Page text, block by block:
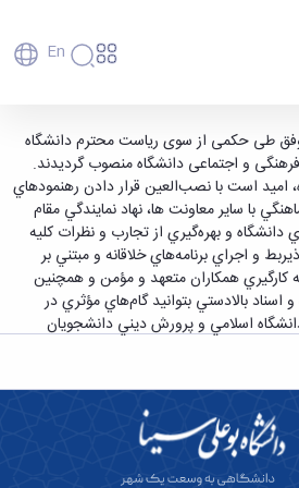
En
اجتماعی دانشگاه - دانشگاه
طی حکمی از سوی ریاست محترم دانشگاه
و اجتماعی دانشگاه منصوب گردیدند.
اميد است با نصب‌العين قرار دادن رهنمودهاي
با ساير معاونت ‌ها، نهاد نمايندگي مقام
و بهره‌‌گيري از تجارب و نظرات كليه
و اجراي برنامه‌هاي خلاقانه و مبتني بر
كارگيري همكاران متعهد و مؤمن و همچنين
اسناد بالادستي بتوانيد گام‌هاي مؤثري در
اسلامي و پرورش ديني دانشجويان